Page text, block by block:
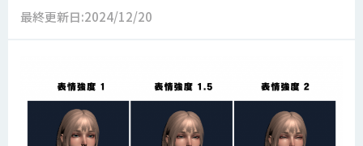
最終更新日:2024/12/20